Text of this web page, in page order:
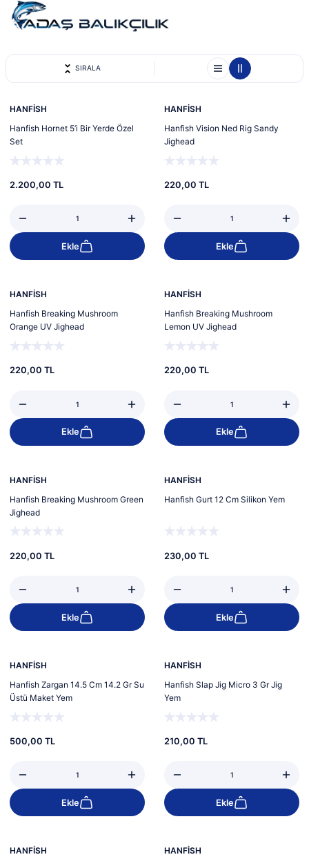
SIRALA
Yeni
HANFİSH
Hanfish Hornet 5’i Bir Yerde Özel
Set
2.200,00 TL
Ekle
Yeni
HANFİSH
Hanfish Vision Ned Rig Sandy
Jighead
220,00 TL
Ekle
HANFİSH
Hanfish Breaking Mushroom
Orange UV Jighead
220,00 TL
Ekle
Yeni
HANFİSH
Hanfish Breaking Mushroom
Lemon UV Jighead
220,00 TL
Ekle
Yeni
HANFİSH
Hanfish Breaking Mushroom Green
Jighead
220,00 TL
Ekle
Yeni
HANFİSH
Hanfish Gurt 12 Cm Silikon Yem
230,00 TL
Ekle
Yeni
HANFİSH
Hanfish Zargan 14.5 Cm 14.2 Gr Su
Üstü Maket Yem
500,00 TL
Ekle
Yeni
HANFİSH
Hanfish Slap Jig Micro 3 Gr Jig
Yem
210,00 TL
Ekle
Yeni
HANFİSH
Yeni
HANFİSH